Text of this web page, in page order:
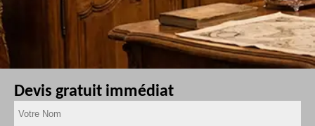
Devis gratuit immédiat